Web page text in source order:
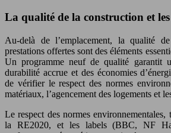
La qualité de la construction et
Au-delà de l’emplacement, la qualité
prestations offertes sont des éléments
Un programme neuf de qualité garantit
durabilité accrue et des économies
de vérifier le respect des normes
matériaux, l’agencement des logements et
Le respect des normes
la RE2020, et les labels (BBC, NF